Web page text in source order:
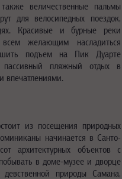
величественные пальмы
для велосипедных поездок,
Красивые и бурные реки
желающим насладиться
подъем на Пик Дуарте
пляжный отдых в
впечатлениями.
из посещения природных
начинается в Санто-
архитектурных объектов с
в доме-музее и дворце
природы Самана,